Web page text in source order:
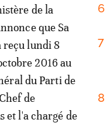
de la
que Sa
reçu lundi 8
2016 au
du Parti de
de
et l'a chargé de
6
7
8